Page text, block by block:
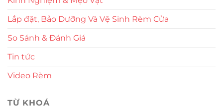
Lắp đặt, Bảo Dưỡng Và Vệ Sinh Rèm Cửa
So Sánh & Đánh Giá
Tin tức
Video Rèm
TỪ KHOÁ